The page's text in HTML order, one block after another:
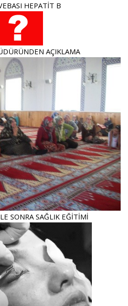
HEPATİT B
AÇIKLAMA
SONRA SAĞLIK EĞİTİMİ